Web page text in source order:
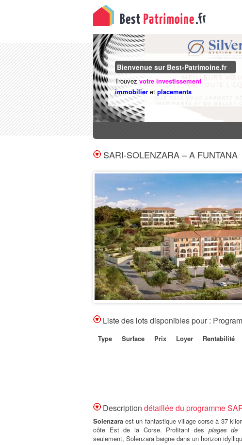
Bienvenue sur Best-Patrimoine.fr
Trouvez votre investissement
immobilier et placements
Immobilier Neuf en VEFA
Notaire 3% | RE2020 | Garanties 10 ans
Voir tous les programmes
SARI-SOLENZARA – A FUNTANA
Liste des lots disponibles pour :
Type Surface Prix Loyer Rentabilité
Description détaillée du programme
Solenzara est un fantastique village corse à 37
côte Est de la Corse. Profitant des plages de
seulement, Solenzara baigne dans un horizon